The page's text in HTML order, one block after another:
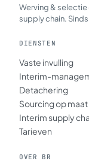
Werving &
supply chain.
DIENSTEN
Vaste invulling
Interim-
Detachering
Sourcing op maat
Interim supply
Tarieven
OVER BR